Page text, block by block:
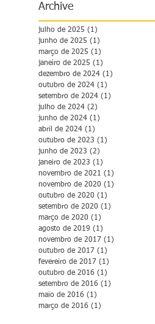
Archive
julho de 2025 (1)
junho de 2025 (1)
março de 2025 (1)
janeiro de 2025 (1)
dezembro de 2024 (1)
outubro de 2024 (1)
setembro de 2024 (1)
julho de 2024 (2)
junho de 2024 (1)
abril de 2024 (1)
outubro de 2023 (1)
junho de 2023 (2)
janeiro de 2023 (1)
novembro de 2021 (1)
novembro de 2020 (1)
outubro de 2020 (1)
setembro de 2020 (1)
março de 2020 (1)
agosto de 2019 (1)
novembro de 2017 (1)
outubro de 2017 (1)
fevereiro de 2017 (1)
outubro de 2016 (1)
setembro de 2016 (1)
maio de 2016 (1)
março de 2016 (1)